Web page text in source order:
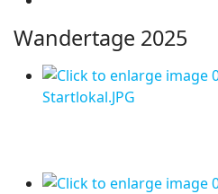
Wandertage 2025